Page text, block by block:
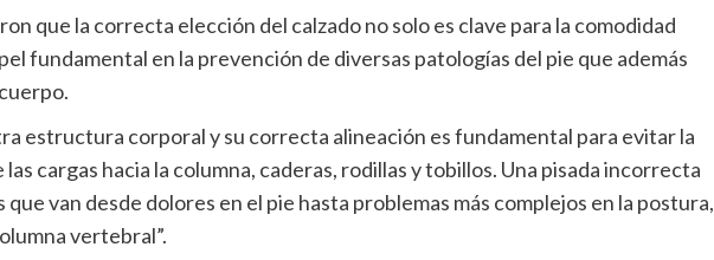
que la correcta elección del calzado no solo es clave para la comodidad
fundamental en la prevención de diversas patologías del pie que además
estructura corporal y su correcta alineación es fundamental para evitar la
cargas hacia la columna, caderas, rodillas y tobillos. Una pisada incorrecta
van desde dolores en el pie hasta problemas más complejos en la postura,
vertebral”.